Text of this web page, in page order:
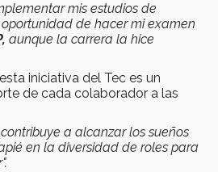
mis estudios de
de hacer mi examen
aunque la carrera la hice
iniciativa del Tec es un
de cada colaborador a las
a alcanzar los sueños
en la diversidad de roles para